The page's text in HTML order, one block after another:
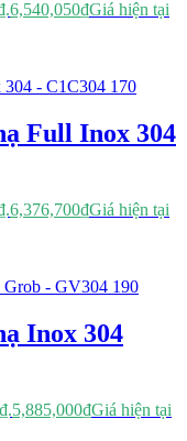
6,540,050₫Giá hiện tại
Full Inox 304
6,376,700₫Giá hiện tại
Inox 304
5,885,000₫Giá hiện tại